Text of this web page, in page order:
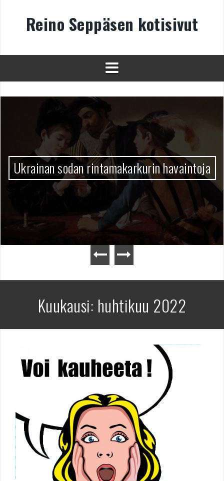
Reino Seppäsen kotisivut
Ukrainan sodan rintamakarkurin havaintoja
Kuukausi: huhtikuu 2022